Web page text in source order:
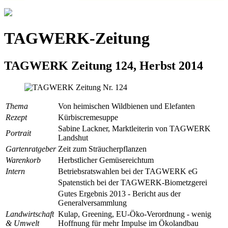
TAGWERK-Zeitung
TAGWERK Zeitung 124, Herbst 2014
Thema
Von heimischen Wildbienen und Elefanten
Rezept
Kürbiscremesuppe
Portrait
Sabine Lackner, Marktleiterin von TAGWERK
Landshut
Gartenratgeber Zeit zum Sträucherpflanzen
Warenkorb
Herbstlicher Gemüsereichtum
Intern
Betriebsratswahlen bei der TAGWERK eG
Spatenstich bei der TAGWERK-Biometzgerei
Gutes Ergebnis 2013 - Bericht aus der
Generalversammlung
Landwirtschaft
& Umwelt
Kulap, Greening, EU-Öko-Verordnung - wenig
Hoffnung für mehr Impulse im Ökolandbau